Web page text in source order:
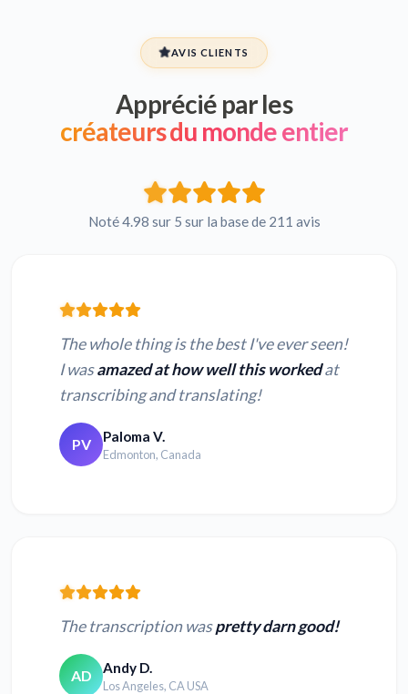
AVIS CLIENTS
Apprécié par les
créateurs du monde entier
Noté 4.98 sur 5 sur la base de 211 avis
The whole thing is the best I've ever seen!
I wasamazed at how well this workedat
transcribing and translating!
PV Paloma V.
Edmonton, Canada
The transcription waspretty darn good!
AD Andy D.
Los Angeles, CA USA